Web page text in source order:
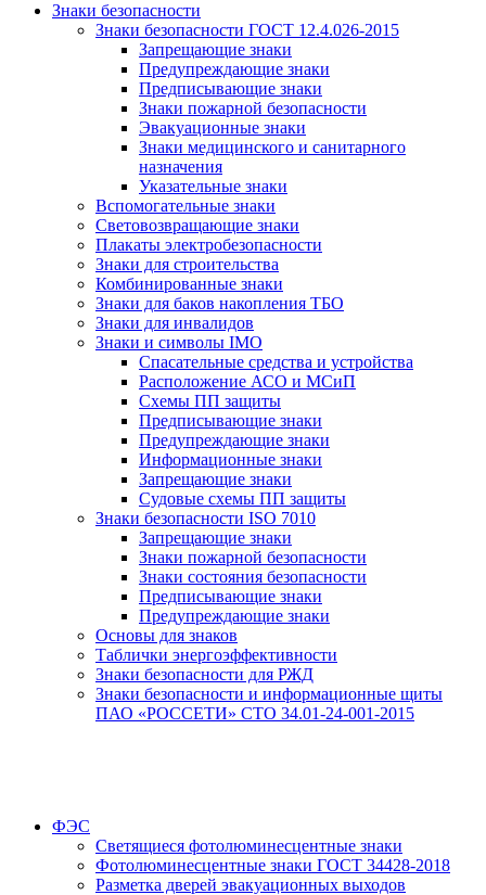
Знаки безопасности
Знаки безопасности ГОСТ 12.4.026-2015
Запрещающие знаки
Предупреждающие знаки
Предписывающие знаки
Знаки пожарной безопасности
Эвакуационные знаки
Знаки медицинского и санитарного
назначения
Указательные знаки
Вспомогательные знаки
Световозвращающие знаки
Плакаты электробезопасности
Знаки для строительства
Комбинированные знаки
Знаки для баков накопления ТБО
Знаки для инвалидов
Знаки и символы IMO
Спасательные средства и устройства
Расположение АСО и МСиП
Схемы ПП защиты
Предписывающие знаки
Предупреждающие знаки
Информационные знаки
Запрещающие знаки
Судовые схемы ПП защиты
Знаки безопасности ISO 7010
Запрещающие знаки
Знаки пожарной безопасности
Знаки состояния безопасности
Предписывающие знаки
Предупреждающие знаки
Основы для знаков
Таблички энергоэффективности
Знаки безопасности для РЖД
Знаки безопасности и информационные щиты
ПАО «РОССЕТИ» СТО 34.01-24-001-2015
ФЭС
Светящиеся фотолюминесцентные знаки
Фотолюминесцентные знаки ГОСТ 34428-2018
Разметка дверей эвакуационных выходов